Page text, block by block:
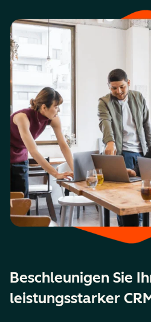
Beschleunigen Sie
leistungsstarker